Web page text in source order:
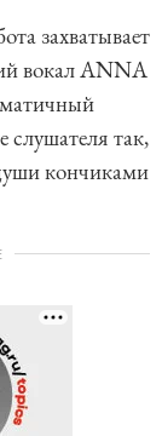
захватывает
вокал ANNA
слушателя так,
кончиками